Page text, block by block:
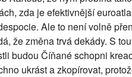
zda je efektivnější
Ale to není volně
že změna trvá dekády. S
budou Číňané schopni
ukrást a zkopírovat,